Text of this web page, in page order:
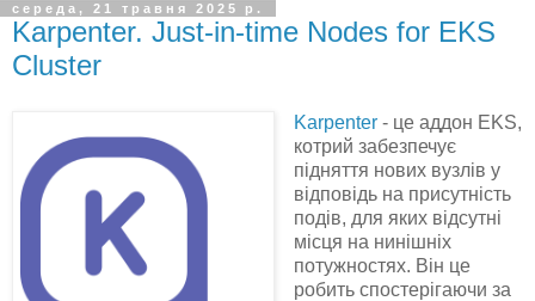
середа, 21 травня 2025 р.
Karpenter. Just-in-time Nodes for EKS
Cluster
Karpenter- це аддон EKS,
котрий забезпечує
підняття нових вузлів у
відповідь на присутність
подів, для яких відсутні
місця на нинішніх
потужностях. Він це
робить спостерігаючи за